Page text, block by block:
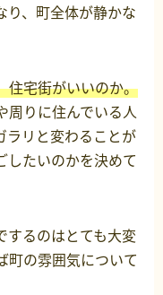
り、町全体が静かな
住宅街がいいのか。
周りに住んでいる人
ラリと変わることが
したいのかを決めて
するのはとても大変
町の雰囲気について